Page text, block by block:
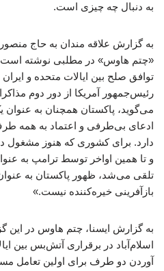
به دنبال چه چیزی است.
به گزارش علاقه مندان به حاج
«چتم هاوس» در مطلبی نوشته است:
توافق صلح بین ایالات متحده و
رئیس‌جمهور آمریکا از دور دوم
می‌گوید، پاکستان همچنان به عنوان
ادعای بی‌طرفی و اعتماد به همه
دارد. برای کشوری که هنوز مشغول
و تا همین اواخر توسط ترامپ به
تلقی می‌شد، ظهور پاکستان به
بازآفرینی خیره‌کننده نیست.»
به گزارش ایسنا، چتم‌ هاوس در
اسلام‌آباد در برقراری آتش‌بس بین